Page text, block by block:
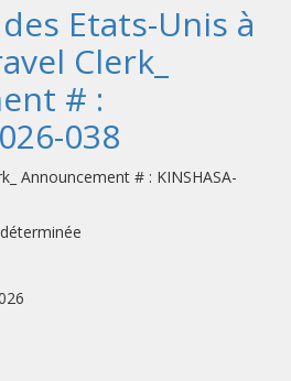
Etats-Unis à
Clerk_
# :
038
Announcement # : KINSHASA-